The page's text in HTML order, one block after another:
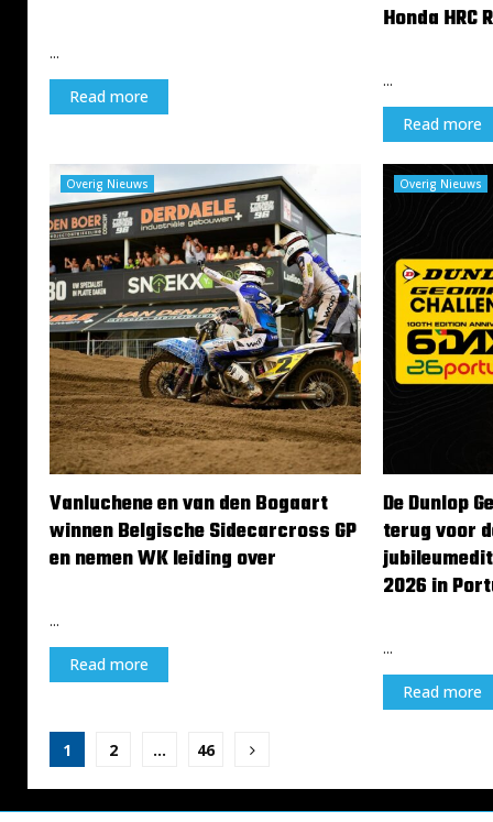
...
Read more
Honda HRC
...
Read more
Overig Nieuws
Vanluchene en van den Bogaart
winnen Belgische Sidecarcross GP
en nemen WK leiding over
...
Read more
Overig Nieuws
De Dunlop
terug voor
2026 in
...
Read more
Berichten
paginering
1 2 … 46